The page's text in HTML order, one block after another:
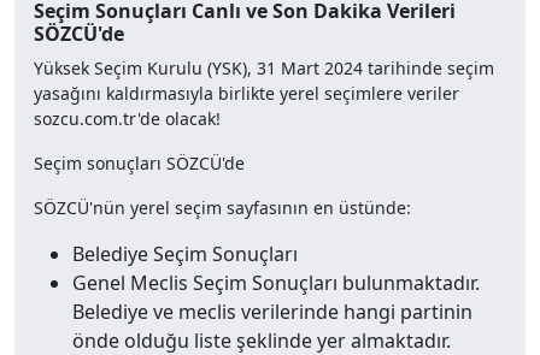
Seçim Sonuçları Canlı ve Son Dakika Verileri
SÖZCÜ'de
Yüksek Seçim Kurulu (YSK), 31 Mart 2024 tarihinde seçim
yasağını kaldırmasıyla birlikte yerel seçimlere veriler
sozcu.com.tr'de olacak!
Seçim sonuçları SÖZCÜ'de
SÖZCÜ'nün yerel seçim sayfasının en üstünde:
Belediye Seçim Sonuçları
Genel Meclis Seçim Sonuçları bulunmaktadır.
Belediye ve meclis verilerinde hangi partinin
önde olduğu liste şeklinde yer almaktadır.